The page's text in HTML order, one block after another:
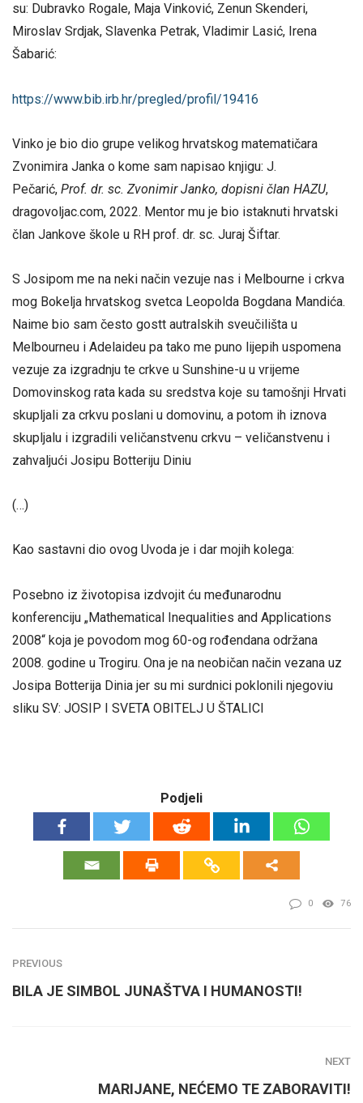
su: Dubravko Rogale, Maja Vinković, Zenun Skenderi,
Miroslav Srdjak, Slavenka Petrak, Vladimir Lasić, Irena
Šabarić:
https://www.bib.irb.hr/pregled/profil/19416
Vinko je bio dio grupe velikog hrvatskog matematičara
Zvonimira Janka o kome sam napisao knjigu: J.
Pečarić, Prof. dr. sc. Zvonimir Janko, dopisni član HAZU,
dragovoljac.com, 2022. Mentor mu je bio istaknuti hrvatski
član Jankove škole u RH prof. dr. sc. Juraj Šiftar.
S Josipom me na neki način vezuje nas i Melbourne i crkva
mog Bokelja hrvatskog svetca Leopolda Bogdana Mandića.
Naime bio sam često gostt autralskih sveučilišta u
Melbourneu i Adelaideu pa tako me puno lijepih uspomena
vezuje za izgradnju te crkve u Sunshine-u u vrijeme
Domovinskog rata kada su sredstva koje su tamošnji Hrvati
skupljali za crkvu poslani u domovinu, a potom ih iznova
skupljalu i izgradili veličanstvenu crkvu – veličanstvenu i
zahvaljući Josipu Botteriju Diniu
(…)
Kao sastavni dio ovog Uvoda je i dar mojih kolega:
Posebno iz životopisa izdvojit ću međunarodnu
konferenciju „Mathematical Inequalities and Applications
2008“ koja je povodom mog 60-og rođendana održana
2008. godine u Trogiru. Ona je na neobičan način vezana uz
Josipa Botterija Dinia jer su mi surdnici poklonili njegoviu
sliku SV: JOSIP I SVETA OBITELJ U ŠTALICI
Podjeli
0 76
PREVIOUS
BILA JE SIMBOL JUNAŠTVA I HUMANOSTI!
NEXT
MARIJANE, NEĆEMO TE ZABORAVITI!